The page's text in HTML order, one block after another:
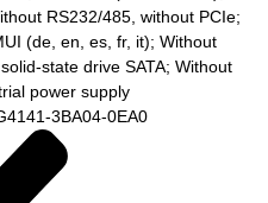
RS232/485, without PCIe;
(de, en, es, fr, it); Without
state drive SATA; Without
power supply
3BA04-0EA0